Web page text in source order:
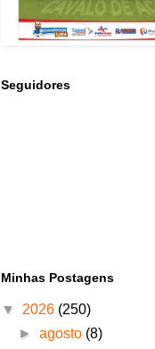
Seguidores
Minhas Postagens
▼ 2026 (250)
►agosto (8)